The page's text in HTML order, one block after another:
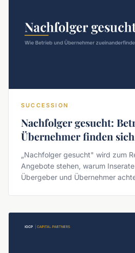
SUCCESSION
Nachfolger gesucht:
Übernehmer finden sich
„Nachfolger gesucht" wird zum
Angebote stehen, warum
Übergeber und Übernehmer